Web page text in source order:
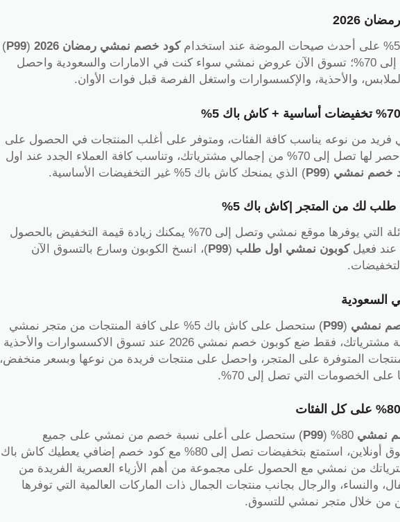
2026
كود خصم نمشي رمضان 2026 (
P99
)
مع تخفيضات تصل إلى 70%؛ تسوق الآن عروض نمشي سواء كنت في الامارات والسعودية واحصل
والأحذية، والإكسسوارات واستغل الفرصة قبل فوات الأوان.
من نوعه يناسب كافة الفئات، ومتوفر على أغلب المنتجات في الحصول على
خصومات مميزة لاحصر لها تصل إلى 70% من إجمالي مشترياتك، وتناسب كافة العملاء الجدد عند اول
خصم نمشي (
P99) الذي يمنحك كاش باك 5% غير التخفيضات الأساسية.
لك من المتجر |كاش باك 5%
مع الخصومات الهائلة التي يوفرها موقع نمشي وتصل إلى 70% يمكنك زيادة قيمة التخفيض بالحصول
كوبون نمشي اول طلب (
P99)، انسخ الكوبون وسارع بالتسوق الآن
السعودية
نمشي (
P99
) ستحصل على كاش باك 5% على كافة المنتجات من متجر نمشي
قبل الدفع على كافة مشترياتك، فقط ضع كوبون خصم نمشي 2026 عند تسوق الاكسسوارات والأحذية
المتوفرة على المتجر، واحصل على منتجات فريدة من نوعها وبسعر منخفض،
على الخصومات التي تصل إلى 70%.
نمشي P99) ستحصل على أعلى نسبة خصم من نمشي على جميع
المنتجات عند التسوق أونلاين، استمتع بتخفيضات تصل إلى 80% مع كود خصم إضافي يعطيك كاش باك
من نمشي مع الحصول على مجموعة من أهم الأزياء العصرية الفريدة من
والنساء، والرجال بجانب منتجات الجمال ذات الماركات العالمية التي توفرها
من خلال متجر نمشي للتسوق.